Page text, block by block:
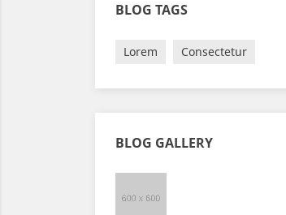
BLOG TAGS
Lorem Consectetur
BLOG GALLERY